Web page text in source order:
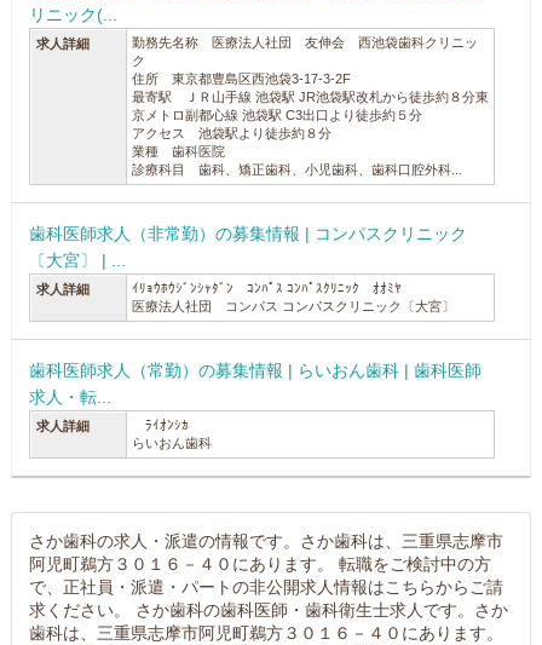
リニック(...
求人詳細
勤務先名称 医療法人社団 友伸会 西池袋歯科クリニッ
ク
住所 東京都豊島区西池袋3-17-3-2F
最寄駅 ＪＲ山手線 池袋駅 JR池袋駅改札から徒歩約８分東
京メトロ副都心線 池袋駅 C3出口より徒歩約５分
アクセス 池袋駅より徒歩約８分
業種 歯科医院
診療科目 歯科、矯正歯科、小児歯科、歯科口腔外科...
歯科医師求人（非常勤）の募集情報 | コンパスクリニック
〔大宮〕 | ...
求人詳細
ｲﾘｮｳﾎｳｼﾞﾝｼｬﾀﾞﾝ ｺﾝﾊﾟｽ ｺﾝﾊﾟｽｸﾘﾆｯｸ ｵｵﾐﾔ
医療法人社団 コンパス コンパスクリニック〔大宮〕
歯科医師求人（常勤）の募集情報 | らいおん歯科 | 歯科医師
求人・転...
求人詳細
ﾗｲｵﾝｼｶ
らいおん歯科
さか歯科の求人・派遣の情報です。さか歯科は、三重県志摩市
阿児町鵜方３０１６－４０にあります。 転職をご検討中の方
で、正社員・派遣・パートの非公開求人情報はこちらからご請
求ください。 さか歯科の歯科医師・歯科衛生士求人です。さか
歯科は、三重県志摩市阿児町鵜方３０１６－４０にあります。